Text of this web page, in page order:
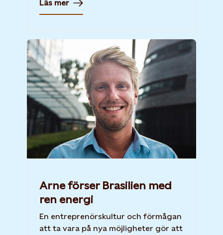
Läs mer
Arne förser Brasilien med
ren energi
En entreprenörskultur och förmågan
att ta vara på nya möjligheter gör att